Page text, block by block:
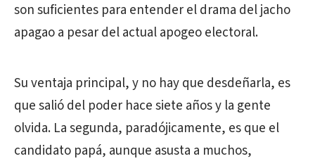
son suficientes para entender el drama del jacho
apagao a pesar del actual apogeo electoral.
Su ventaja principal, y no hay que desdeñarla, es
que salió del poder hace siete años y la gente
olvida. La segunda, paradójicamente, es que el
candidato papá, aunque asusta a muchos,